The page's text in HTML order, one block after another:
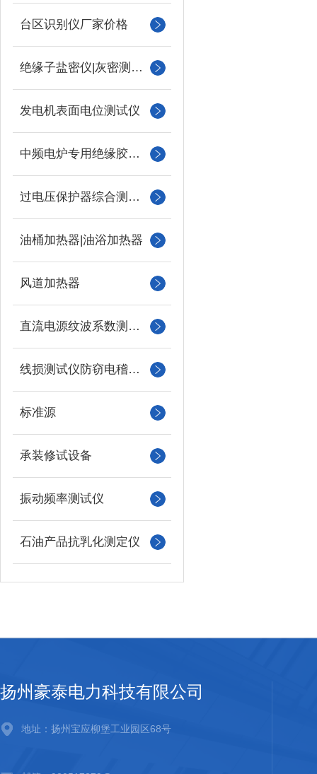
台区识别仪厂家价格
绝缘子盐密仪|灰密测试仪
发电机表面电位测试仪
中频电炉专用绝缘胶木柱
过电压保护器综合测试仪
油桶加热器|油浴加热器
风道加热器
直流电源纹波系数测试仪
线损测试仪防窃电稽查仪
标准源
承装修试设备
振动频率测试仪
石油产品抗乳化测定仪
扬州豪泰电力科技有限公司
地址：扬州宝应柳堡工业园区68号